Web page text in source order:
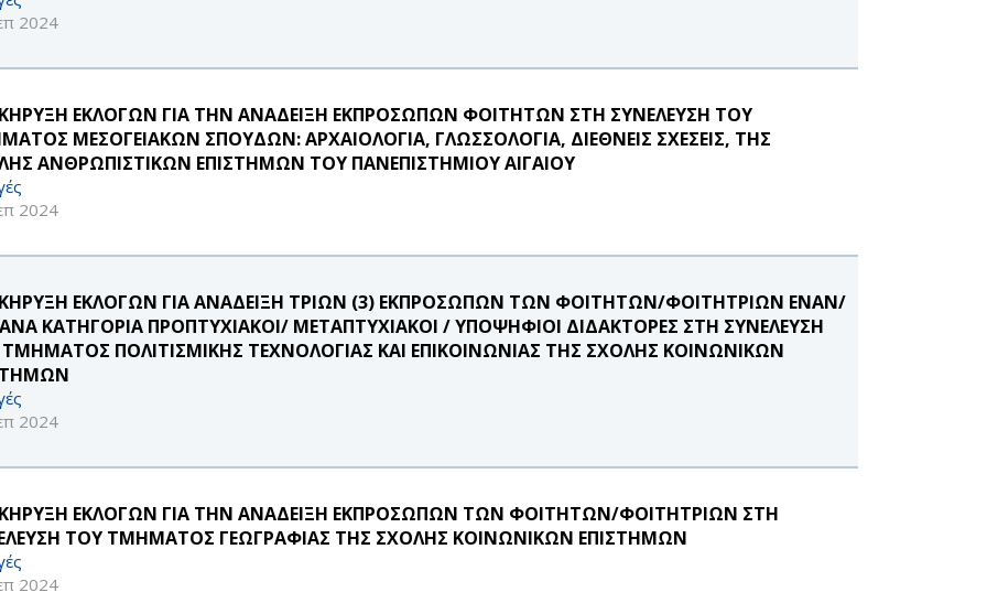
2024
ΕΚΛΟΓΩΝ ΓΙΑ ΤΗΝ ΑΝΑΔΕΙΞΗ ΕΚΠΡΟΣΩΠΩΝ ΦΟΙΤΗΤΩΝ ΣΤΗ ΣΥΝΕΛΕΥΣΗ ΤΟΥ
ΜΕΣΟΓΕΙΑΚΩΝ ΣΠΟΥΔΩΝ: ΑΡΧΑΙΟΛΟΓΙΑ, ΓΛΩΣΣΟΛΟΓΙΑ, ΔΙΕΘΝΕΙΣ ΣΧΕΣΕΙΣ, ΤΗΣ
ΑΝΘΡΩΠΙΣΤΙΚΩΝ ΕΠΙΣΤΗΜΩΝ ΤΟΥ ΠΑΝΕΠΙΣΤΗΜΙΟΥ ΑΙΓΑΙΟΥ
2024
ΕΚΛΟΓΩΝ ΓΙΑ ΑΝΑΔΕΙΞΗ ΤΡΙΩΝ (3) ΕΚΠΡΟΣΩΠΩΝ ΤΩΝ ΦΟΙΤΗΤΩΝ/ΦΟΙΤΗΤΡΙΩΝ ΕΝΑΝ/
ΚΑΤΗΓΟΡΙΑ ΠΡΟΠΤΥΧΙΑΚΟΙ/ ΜΕΤΑΠΤΥΧΙΑΚΟΙ / ΥΠΟΨΗΦΙΟΙ ΔΙΔΑΚΤΟΡΕΣ ΣΤΗ ΣΥΝΕΛΕΥΣΗ
ΠΟΛΙΤΙΣΜΙΚΗΣ ΤΕΧΝΟΛΟΓΙΑΣ ΚΑΙ ΕΠΙΚΟΙΝΩΝΙΑΣ ΤΗΣ ΣΧΟΛΗΣ ΚΟΙΝΩΝΙΚΩΝ
2024
ΕΚΛΟΓΩΝ ΓΙΑ ΤΗΝ ΑΝΑΔΕΙΞΗ ΕΚΠΡΟΣΩΠΩΝ ΤΩΝ ΦΟΙΤΗΤΩΝ/ΦΟΙΤΗΤΡΙΩΝ ΣΤΗ
ΤΟΥ ΤΜΗΜΑΤΟΣ ΓΕΩΓΡΑΦΙΑΣ ΤΗΣ ΣΧΟΛΗΣ ΚΟΙΝΩΝΙΚΩΝ ΕΠΙΣΤΗΜΩΝ
2024